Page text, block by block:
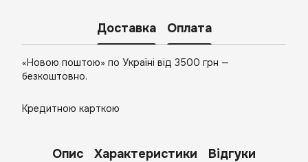
Доставка Оплата
«Новою поштою» по Україні від 3500 грн —
безкоштовно.
Кредитною карткою
Опис Характеристики Відгуки